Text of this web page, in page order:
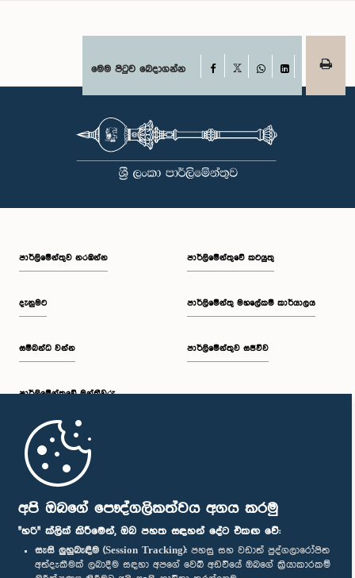
අපි ඔබගේ පෞද්ගලිකත්වය අගය කරමු
"හරි" ක්ලික් කිරීමෙන්, ඔබ පහත සඳහන් දේට එකඟ වේ:
සැසි ලුහුබැඳීම (Session Tracking): පහසු සහ වඩාත් පුද්ගලාරෝපිත
අත්දැකීමක් ලබාදීම සඳහා අපගේ වෙබ් අඩවියේ ඔබගේ ක්‍රියාකාරකම්
මෙම පිටුව බෙදාගන්න Facebook
WhatsAppLinkedIn
පාර්ලි‌මේන්තුව නරඹන්න
දැනුමට
සම්බන්ධ වන්න
පාර්ලි‌මේන්තුවේ මන්ත්‍රීවරු
මුල් පිටුව
පාර්ලිමේන්තුවේ කටයුතු
පාර්ලිමේන්තු මහලේකම් කාර්යාලය
පාර්ලිමේන්තුව සජීවීව
පාර්ලිමේන්තු ජංගම යෙදුම